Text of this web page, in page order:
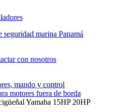
con nosotros
mando y control
motores fuera de borda
Yamaha 15HP 20HP